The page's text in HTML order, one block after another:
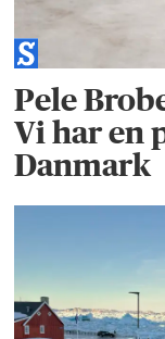
Pele
Vi har en
Danmark